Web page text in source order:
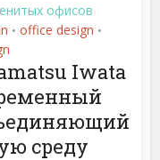
офисов
• office design •
Iwata
среду